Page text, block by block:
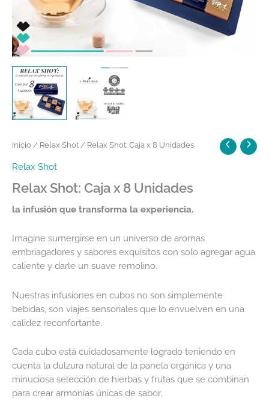
Inicio / Relax Shot / Relax Shot: Caja x 8 Unidades
Relax Shot
Relax Shot: Caja x 8 Unidades
la infusión que transforma la experiencia.
Imagine sumergirse en un universo de aromas
embriagadores y sabores exquisitos con solo agregar agua
caliente y darle un suave remolino.
Nuestras infusiones en cubos no son simplemente
bebidas, son viajes sensoriales que lo envuelven en una
calidez reconfortante.
Cada cubo está cuidadosamente logrado teniendo en
cuenta la dulzura natural de la panela orgánica y una
minuciosa selección de hierbas y frutas que se combinan
para crear armonías únicas de sabor.